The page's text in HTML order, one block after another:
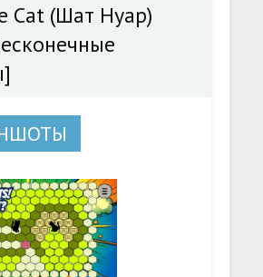
Cat (Шат Нуар)